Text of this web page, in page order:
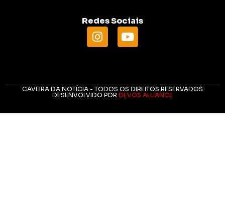
Redes Sociais
CAVEIRA DA NOTÍCIA - TODOS OS DIREITOS RESERVADOS
DESENVOLVIDO POR DEVOS ALLIANCE